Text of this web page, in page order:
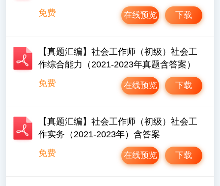
免费
下载
在线预览
【真题汇编】社会工作师（初级）社会工
作综合能力（2021-2023年真题含答案）
免费
下载
在线预览
【真题汇编】社会工作师（初级）社会工
作实务（2021-2023年）含答案
免费
下载
在线预览